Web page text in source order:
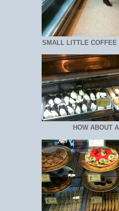
SMALL LITTLE COFFEE
HOW ABOUT